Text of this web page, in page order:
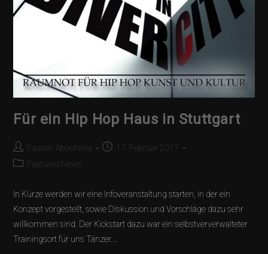
Für ein Hip Hop Haus in Stuttgart
Fausan Abouharia
17. Februar 2017
Featured News
In Kürze werden wir eine Infoveranstaltung starten, in der ein
Konzept vorgestellt, sowie Diskussion und Vorschläge dazu sehr
willkommen sind. Der Kickstart dazu war ein selbstververwalteter
Trainingsort für uns Tänzer.…